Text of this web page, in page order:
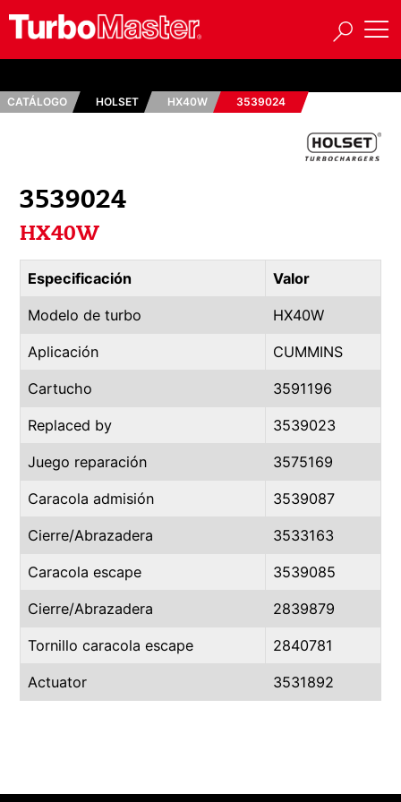
CATÁLOGO HOLSET HX40W 3539024
3539024
HX40W
Especificación Valor
Modelo de turbo HX40W
Aplicación CUMMINS
Cartucho 3591196
Replaced by 3539023
Juego reparación 3575169
Caracola admisión 3539087
Cierre/Abrazadera 3533163
Caracola escape 3539085
Cierre/Abrazadera 2839879
Tornillo caracola escape 2840781
Actuator 3531892